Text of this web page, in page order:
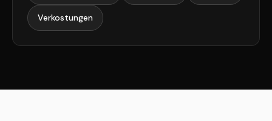
Verkostungen